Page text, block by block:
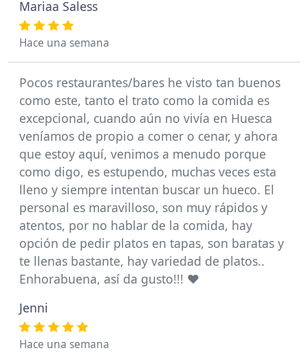
Mariaa Saless
Hace una semana
Pocos restaurantes/bares he visto tan buenos
como este, tanto el trato como la comida es
excepcional, cuando aún no vivía en Huesca
veníamos de propio a comer o cenar, y ahora
que estoy aquí, venimos a menudo porque
como digo, es estupendo, muchas veces esta
lleno y siempre intentan buscar un hueco. El
personal es maravilloso, son muy rápidos y
atentos, por no hablar de la comida, hay
opción de pedir platos en tapas, son baratas y
te llenas bastante, hay variedad de platos..
Enhorabuena, así da gusto!!! ❤️
Jenni
Hace una semana